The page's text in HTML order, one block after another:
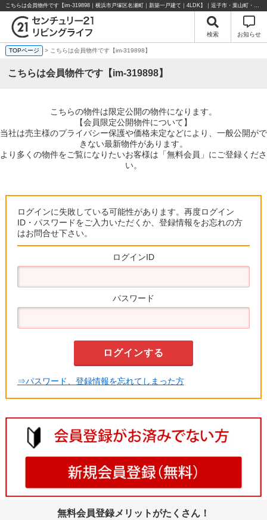
こちらは会員物件です【im-319898｜横浜市戸塚区名瀬町｜新築一戸建て｜4LDK】｜逗子市・葉山町・湘南エリアの不動産のことならセンチュリー21リビングライフにお任せください！
検索 お知らせ
TOPページ > こちらは会員物件です【im-319898】
こちらは会員物件です【im-319898】
こちらの物件は限定公開の物件になります。
【会員限定公開物件について】
当社は売主様のプライバシー保護や価格未定などにより、一般公開がで
きない最新物件があります。
より多くの物件をご覧になりたいお客様は「無料会員」にご登録くださ
い。
ログインに失敗している可能性があります。再度ログイン
ID・パスワードをご入力いただくか、登録情報をお忘れの方
はお問合せ下さい。
ログインID
パスワード
⇒パスワード、登録情報を忘れてしまった方
無料会員登録メリットがたくさん！